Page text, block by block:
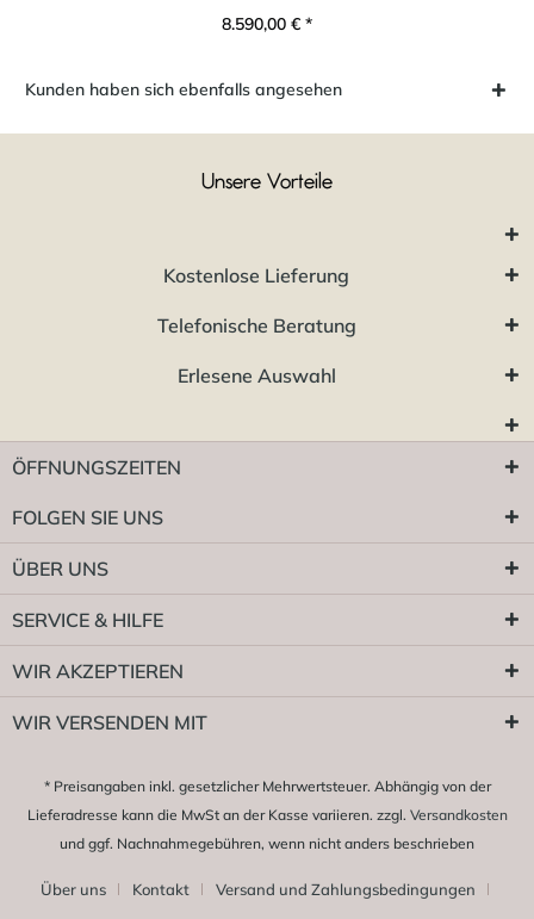
8.590,00 € *
Kunden haben sich ebenfalls angesehen
Unsere Vorteile
Kostenlose Lieferung
Telefonische Beratung
Erlesene Auswahl
ÖFFNUNGSZEITEN
FOLGEN SIE UNS
ÜBER UNS
SERVICE & HILFE
WIR AKZEPTIEREN
WIR VERSENDEN MIT
* Preisangaben inkl. gesetzlicher Mehrwertsteuer. Abhängig von der
Lieferadresse kann die MwSt an der Kasse variieren. zzgl. Versandkosten
und ggf. Nachnahmegebühren, wenn nicht anders beschrieben
Über uns Kontakt
Versand und Zahlungsbedingungen